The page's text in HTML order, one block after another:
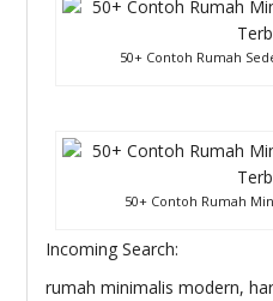
50+ Contoh Rumah
50+ Contoh Rumah
Incoming Search:
rumah minimalis modern,